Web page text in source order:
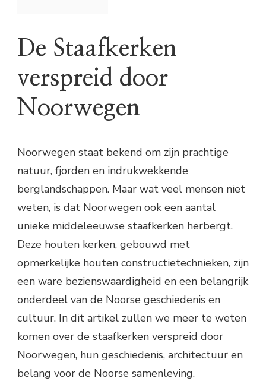
De Staafkerken
verspreid door
Noorwegen
Noorwegen staat bekend om zijn prachtige
natuur, fjorden en indrukwekkende
berglandschappen. Maar wat veel mensen niet
weten, is dat Noorwegen ook een aantal
unieke middeleeuwse staafkerken herbergt.
Deze houten kerken, gebouwd met
opmerkelijke houten constructietechnieken, zijn
een ware bezienswaardigheid en een belangrijk
onderdeel van de Noorse geschiedenis en
cultuur. In dit artikel zullen we meer te weten
komen over de staafkerken verspreid door
Noorwegen, hun geschiedenis, architectuur en
belang voor de Noorse samenleving.